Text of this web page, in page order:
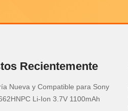
Recientemente
Nueva y Compatible para Sony
Li-Ion 3.7V 1100mAh